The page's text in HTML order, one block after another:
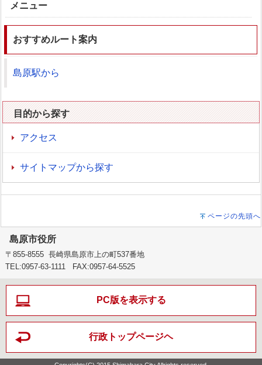
メニュー
おすすめルート案内
島原駅から
目的から探す
アクセス
サイトマップから探す
ページの先頭へ
島原市役所
〒855-8555 長崎県島原市上の町537番地
TEL:0957-63-1111 FAX:0957-64-5525
PC版を表示する
行政トップページヘ